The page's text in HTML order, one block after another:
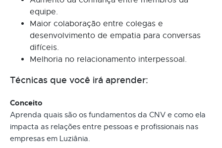
equipe.
Maior colaboração entre colegas e
desenvolvimento de empatia para conversas
difíceis.
Melhoria no relacionamento interpessoal.
Técnicas que você irá aprender:
Conceito
Aprenda quais são os fundamentos da CNV e como ela
impacta as relações entre pessoas e profissionais nas
empresas em Luziânia.